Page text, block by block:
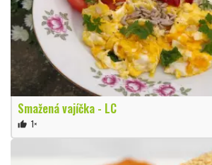
Smažená vajíčka - LC
thumb_up 1×